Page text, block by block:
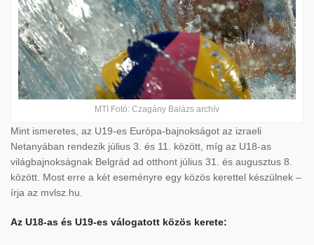
MTI Fotó: Czagány Balázs archív
Mint ismeretes, az U19-es Európa-bajnokságot az izraeli
Netanyában rendezik július 3. és 11. között, míg az U18-as
világbajnokságnak Belgrád ad otthont július 31. és augusztus 8.
között. Most erre a két eseményre egy közös kerettel készülnek –
írja az mvlsz.hu.
Az U18-as és U19-es válogatott közös kerete: